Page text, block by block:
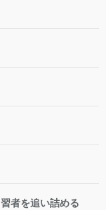
者を追い詰める